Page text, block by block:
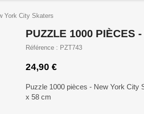
York City Skaters
PUZZLE 1000 PIÈCES
Référence : PZT743
24,90 €
Puzzle 1000 pièces - New York City
x 58 cm